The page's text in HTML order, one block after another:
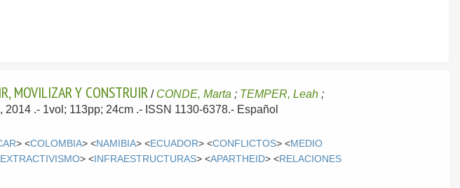
MOVILIZAR Y CONSTRUIR / CONDE, Marta ; TEMPER, Leah ;
, 2014 .- 1vol; 113pp; 24cm .- ISSN 1130-6378.- Español
> <COLOMBIA> <NAMIBIA> <ECUADOR> <CONFLICTOS> <MEDIO
EXTRACTIVISMO> <INFRAESTRUCTURAS> <APARTHEID> <RELACIONES